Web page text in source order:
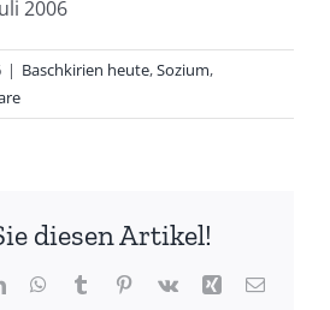
2006
| Baschkirien heute,Sozium,
diesen Artikel!
LinkedInWhatsApp
TumblrPinterest
Vk Xing E-